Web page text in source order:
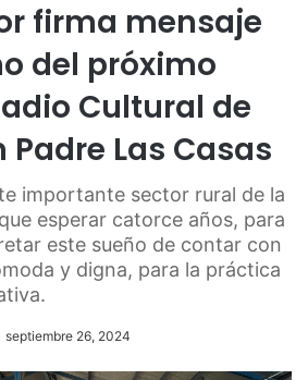
firma mensaje
del próximo
Cultural de
Las Casas
importante sector rural de la
esperar catorce años, para
este sueño de contar con
y digna, para la práctica
septiembre 26, 2024